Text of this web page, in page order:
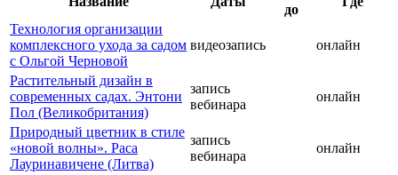
до
Технология организации
комплексного ухода за садом
с Ольгой Черновой
видеозапись онлайн
Растительный дизайн в
современных садах. Энтони
Пол (Великобритания)
запись
вебинара
онлайн
Природный цветник в стиле
«новой волны». Раса
Лауринавичене (Литва)
запись
вебинара
онлайн